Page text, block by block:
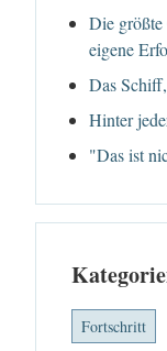
Die
eigene
Das
Hinter
"Das ist
Fortschritt